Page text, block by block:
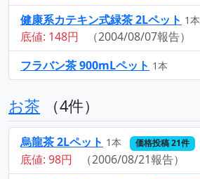
健康系カテキン式緑茶 2Lペット 1本
底値: 148円
（2004/08/07報告）
フラバン茶 900mLペット 1本
お茶 （4件）
烏龍茶 2Lペット 1本 価格投稿 21件
底値: 98円
（2006/08/21報告）